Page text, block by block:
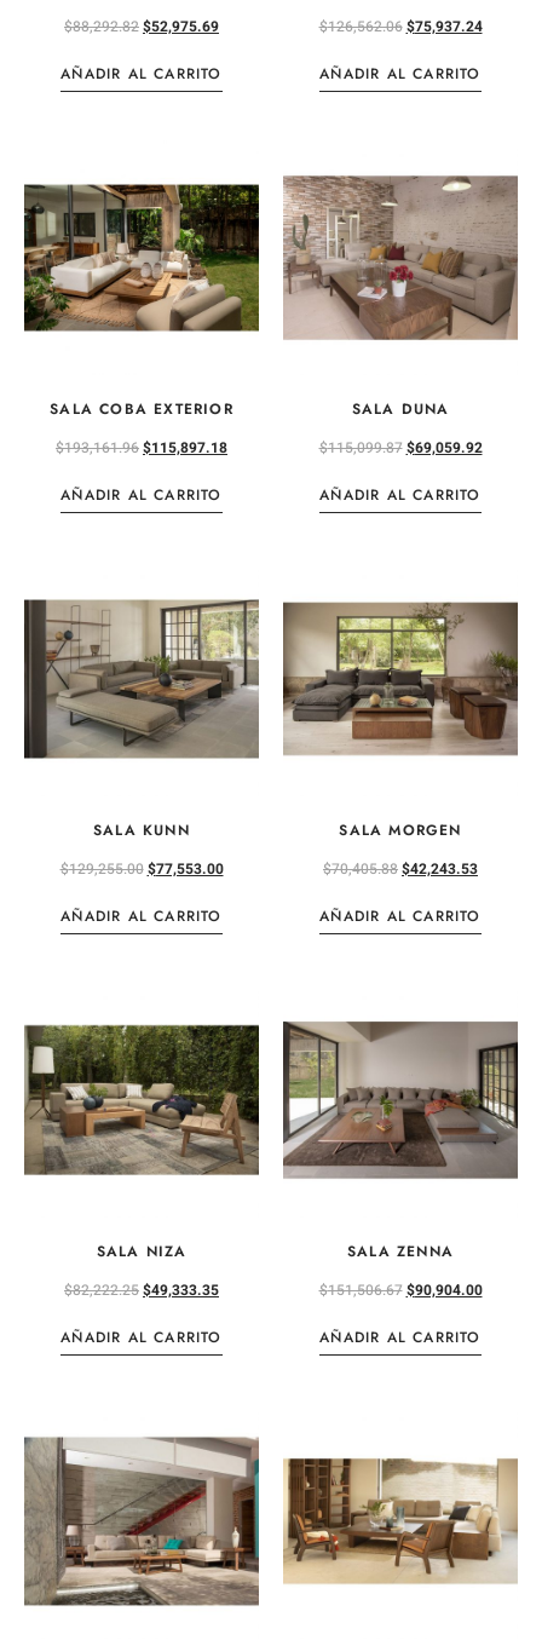
$88,292.82$52,975.69
AÑADIR AL CARRITO
$126,562.06$75,937.24
AÑADIR AL CARRITO
SALA COBA EXTERIOR
$193,161.96$115,897.18
AÑADIR AL CARRITO
SALA DUNA
$115,099.87$69,059.92
AÑADIR AL CARRITO
SALA KUNN
$129,255.00$77,553.00
AÑADIR AL CARRITO
SALA MORGEN
$70,405.88$42,243.53
AÑADIR AL CARRITO
SALA NIZA
$82,222.25$49,333.35
AÑADIR AL CARRITO
SALA ZENNA
$151,506.67$90,904.00
AÑADIR AL CARRITO